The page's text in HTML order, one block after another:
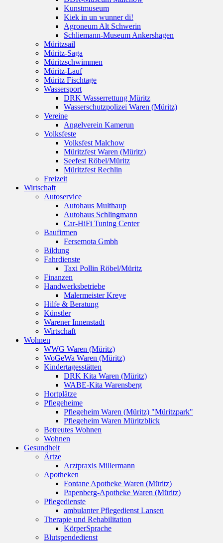
Kunstmuseum
Kiek in un wunner di!
Agroneum Alt Schwerin
Schliemann-Museum Ankershagen
Müritzsail
Müritz-Saga
Müritzschwimmen
Müritz-Lauf
Müritz Fischtage
Wassersport
DRK Wasserrettung Müritz
Wasserschutzpolizei Waren (Müritz)
Vereine
Angelverein Kamerun
Volksfeste
Volksfest Malchow
Müritzfest Waren (Müritz)
Seefest Röbel/Müritz
Müritzfest Rechlin
Freizeit
Wirtschaft
Autoservice
Autohaus Multhaup
Autohaus Schlingmann
Car-HiFi Tuning Center
Baufirmen
Fersemota Gmbh
Bildung
Fahrdienste
Taxi Pollin Röbel/Müritz
Finanzen
Handwerksbetriebe
Malermeister Kreye
Hilfe & Beratung
Künstler
Warener Innenstadt
Wirtschaft
Wohnen
WWG Waren (Müritz)
WoGeWa Waren (Müritz)
Kindertagesstätten
DRK Kita Waren (Müritz)
WABE-Kita Warensberg
Hortplätze
Pflegeheime
Pflegeheim Waren (Müritz) "Müritzpark"
Pflegeheim Waren Müritzblick
Betreutes Wohnen
Wohnen
Gesundheit
Ärtze
Arztpraxis Millermann
Apotheken
Fontane Apotheke Waren (Müritz)
Papenberg-Apotheke Waren (Müritz)
Pflegedienste
ambulanter Pflegedienst Lansen
Therapie und Rehabilitation
KörperSprache
Blutspendedienst